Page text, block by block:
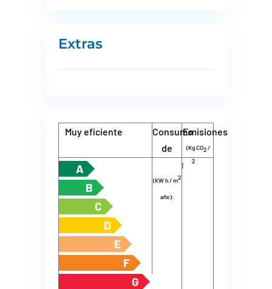
Extras
Muy eficiente
Consumo
de
energía
(KW h / m2
año):
Emisiones
(Kg CO2/
2año):
A
B
C
D
E
F
G